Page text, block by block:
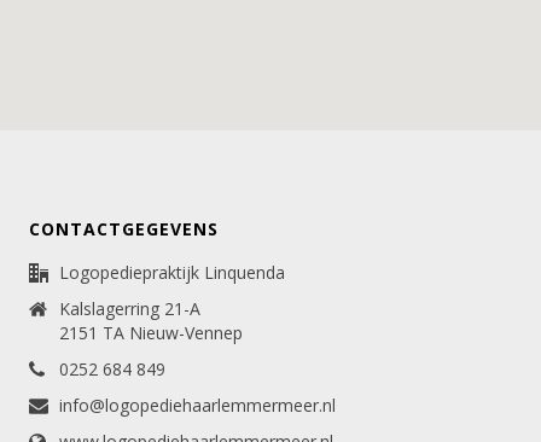
CONTACTGEGEVENS
Logopediepraktijk Linquenda
Kalslagerring 21-A
2151 TA Nieuw-Vennep
0252 684 849
info@logopediehaarlemmermeer.nl